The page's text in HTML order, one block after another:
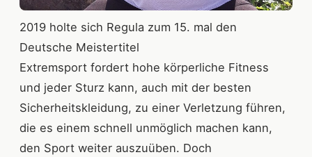
2019 holte sich Regula zum 15. mal den
Deutsche Meistertitel
Extremsport fordert hohe körperliche Fitness
und jeder Sturz kann, auch mit der besten
Sicherheitskleidung, zu einer Verletzung führen,
die es einem schnell unmöglich machen kann,
den Sport weiter auszuüben. Doch